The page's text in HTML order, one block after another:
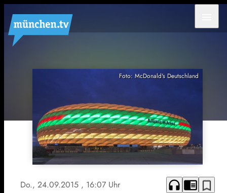
Foto: McDonald's Deutschland
Do., 24.09.2015 , 16:07 Uhr headphones chrome_reader_mode bookmark_border